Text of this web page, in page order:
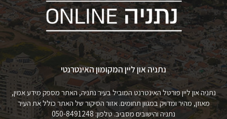
נתניה און ליין המקומון האינטרנטי
נתניה און ליין פורטל האינטרנט המוביל בעיר נתניה, האתר מספק מידע אמין,
מאוזן, מהיר ומדויק במגוון תחומים. אזור הסיקור של האתר כולל את העיר
נתניה והישובים מסביב. טלפון: 050-8491248